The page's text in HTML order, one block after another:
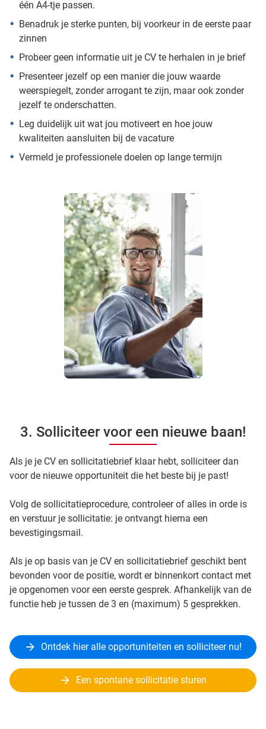
één A4-tje passen.
Benadruk je sterke punten, bij voorkeur in de eerste paar
zinnen
Probeer geen informatie uit je CV te herhalen in je brief
Presenteer jezelf op een manier die jouw waarde
weerspiegelt, zonder arrogant te zijn, maar ook zonder
jezelf te onderschatten.
Leg duidelijk uit wat jou motiveert en hoe jouw
kwaliteiten aansluiten bij de vacature
Vermeld je professionele doelen op lange termijn
3. Solliciteer voor een nieuwe baan!
Als je je CV en sollicitatiebrief klaar hebt, solliciteer dan
voor de nieuwe opportuniteit die het beste bij je past!
Volg de sollicitatieprocedure, controleer of alles in orde is
en verstuur je sollicitatie: je ontvangt hierna een
bevestigingsmail.
Als je op basis van je CV en sollicitatiebrief geschikt bent
bevonden voor de positie, wordt er binnenkort contact met
je opgenomen voor een eerste gesprek. Afhankelijk van de
functie heb je tussen de 3 en (maximum) 5 gesprekken.
Ontdek hier alle opportuniteiten en solliciteer nu!
Een spontane sollicitatie sturen